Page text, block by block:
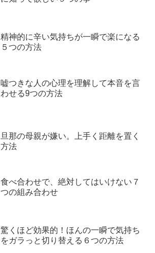
精神的に辛い気持ちが一瞬で楽になる
５つの方法
嘘つきな人の心理を理解して本音を言
わせる9つの方法
旦那の母親が嫌い。上手く距離を置く
方法
食べ合わせで、絶対してはいけない７
つの組み合わせ
驚くほど効果的！ほんの一瞬で気持ち
をガラっと切り替える６つの方法